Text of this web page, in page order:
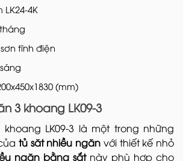
4K
tĩnh điện
(mm)
3 khoang LK09-3
LK09-3 là một trong những
tủ săt nhiều ngăn với thiết kế nhỏ
ngăn bằng sắtnày phù hợp cho